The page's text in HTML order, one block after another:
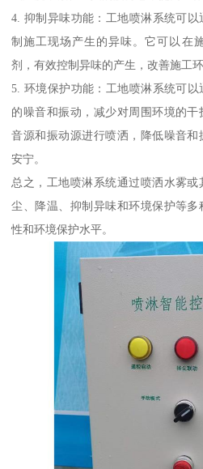
4. 抑制异味功能：工地喷淋系统可
制施工现场产生的异味。它可以在
剂，有效控制异味的产生，改善施工环
5. 环境保护功能：工地喷淋系统可
的噪音和振动，减少对周围环境的
音源和振动源进行喷洒，降低噪音
安宁。
总之，工地喷淋系统通过喷洒水雾
尘、降温、抑制异味和环境保护等
性和环境保护水平。